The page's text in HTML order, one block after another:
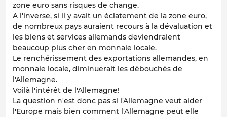
zone euro sans risques de change.
A l'inverse, si il y avait un éclatement de la zone euro,
de nombreux pays auraient recours à la dévaluation et
les biens et services allemands deviendraient
beaucoup plus cher en monnaie locale.
Le renchérissement des exportations allemandes, en
monnaie locale, diminuerait les débouchés de
l'Allemagne.
Voilà l'intérêt de l'Allemagne!
La question n'est donc pas si l'Allemagne veut aider
l'Europe mais bien comment l'Allemagne peut elle